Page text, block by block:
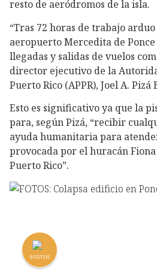
resto de aeródromos de la isla.
“Tras 72 horas de trabajo
aeropuerto Mercedita de
llegadas y salidas de vuelos
director ejecutivo de la
Puerto Rico (APPR), Joel A. Pizá
Esto es significativo ya que la
para, según Pizá, “recibir
ayuda humanitaria para
provocada por el huracán
Puerto Rico”.
8FOTOS